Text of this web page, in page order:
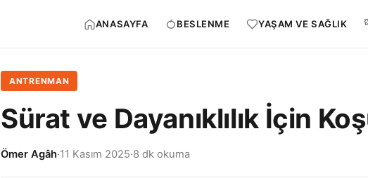
ANASAYFA BESLENME YAŞAM VE SAĞLIK
ANTRENMAN
Sürat ve Dayanıklılık İçin
Ömer Agâh·11 Kasım 2025·8 dk okuma